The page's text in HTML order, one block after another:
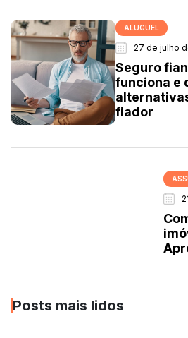
ALUGUEL
27 de julho
Seguro
funciona e
fiador
Posts mais lidos